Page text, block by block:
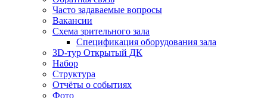
Часто задаваемые вопросы
Вакансии
Схема зрительного зала
Спецификация оборудования зала
3D-тур Открытый ДК
Набор
Структура
Отчёты о событиях
Фото